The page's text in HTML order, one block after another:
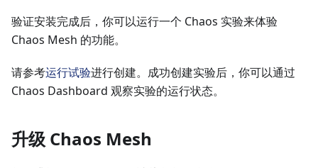
验证安装完成后，你可以运行一个 Chaos 实验来体验
Chaos Mesh 的功能。
请参考运行试验进行创建。成功创建实验后，你可以通过
Chaos Dashboard 观察实验的运行状态。
升级 Chaos Mesh